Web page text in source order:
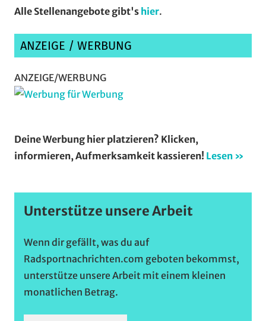
Alle Stellenangebote gibt's hier.
ANZEIGE / WERBUNG
ANZEIGE/WERBUNG
Deine Werbung hier platzieren? Klicken,
informieren, Aufmerksamkeit kassieren! Lesen »
Unterstütze unsere Arbeit
Wenn dir gefällt, was du auf
Radsportnachrichten.com geboten bekommst,
unterstütze unsere Arbeit mit einem kleinen
monatlichen Betrag.